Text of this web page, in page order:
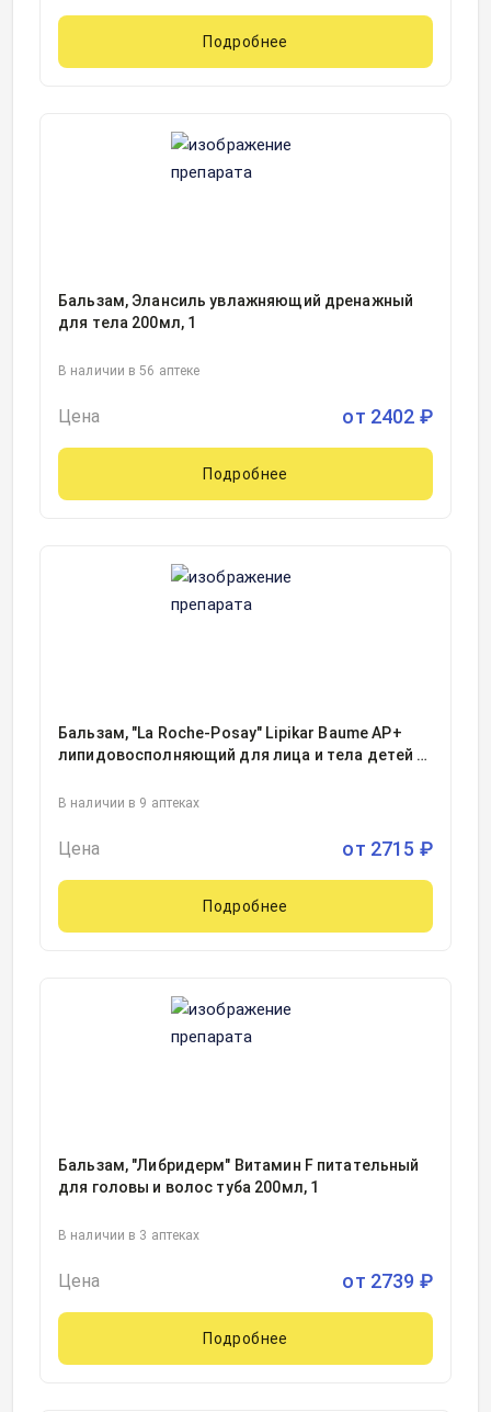
Подробнее
Бальзам, Элансиль увлажняющий дренажный
для тела 200мл, 1
В наличии в 56 аптеке
Цена от 2402 ₽
Подробнее
Бальзам, "La Roche-Posay" Lipikar Baume AP+
липидовосполняющий для лица и тела детей и
В наличии в 9 аптеках
Цена от 2715 ₽
Подробнее
Бальзам, "Либридерм" Витамин F питательный
для головы и волос туба 200мл, 1
В наличии в 3 аптеках
Цена от 2739 ₽
Подробнее